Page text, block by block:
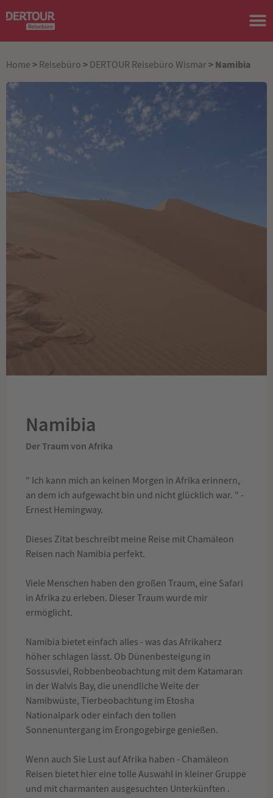
Home > Reisebüro > DERTOUR Reisebüro Wismar > Namibia
Namibia
Der Traum von Afrika
" Ich kann mich an keinen Morgen in Afrika erinnern,
an dem ich aufgewacht bin und nicht glücklich war. " -
Ernest Hemingway.
Dieses Zitat beschreibt meine Reise mit Chamäleon
Reisen nach Namibia perfekt.
Viele Menschen haben den großen Traum, eine Safari
in Afrika zu erleben. Dieser Traum wurde mir
ermöglicht.
Namibia bietet einfach alles - was das Afrikaherz
höher schlagen lässt. Ob Dünenbesteigung in
Sossusvlei, Robbenbeobachtung mit dem Katamaran
in der Walvis Bay, die unendliche Weite der
Namibwüste, Tierbeobachtung im Etosha
Nationalpark oder einfach den tollen
Sonnenuntergang im Erongogebirge genießen.
Wenn auch Sie Lust auf Afrika haben - Chamäleon
Reisen bietet hier eine tolle Auswahl in kleiner Gruppe
und mit charmanten ausgesuchten Unterkünften .